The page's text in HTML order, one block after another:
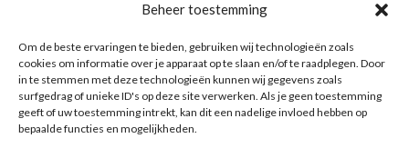
Beheer toestemming
Om de beste ervaringen te bieden, gebruiken wij technologieën zoals
cookies om informatie over je apparaat op te slaan en/of te raadplegen. Door
in te stemmen met deze technologieën kunnen wij gegevens zoals
surfgedrag of unieke ID's op deze site verwerken. Als je geen toestemming
geeft of uw toestemming intrekt, kan dit een nadelige invloed hebben op
bepaalde functies en mogelijkheden.
Liv2Day.com |Privacy & Cookies